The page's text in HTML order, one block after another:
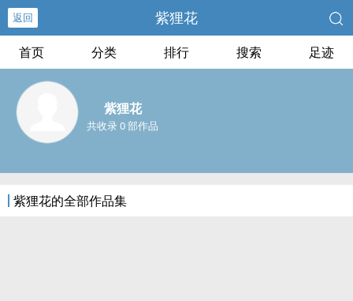
返回 紫狸花
首页 分类 排行 搜索 足迹
紫狸花
共收录 0 部作品
紫狸花的全部作品集